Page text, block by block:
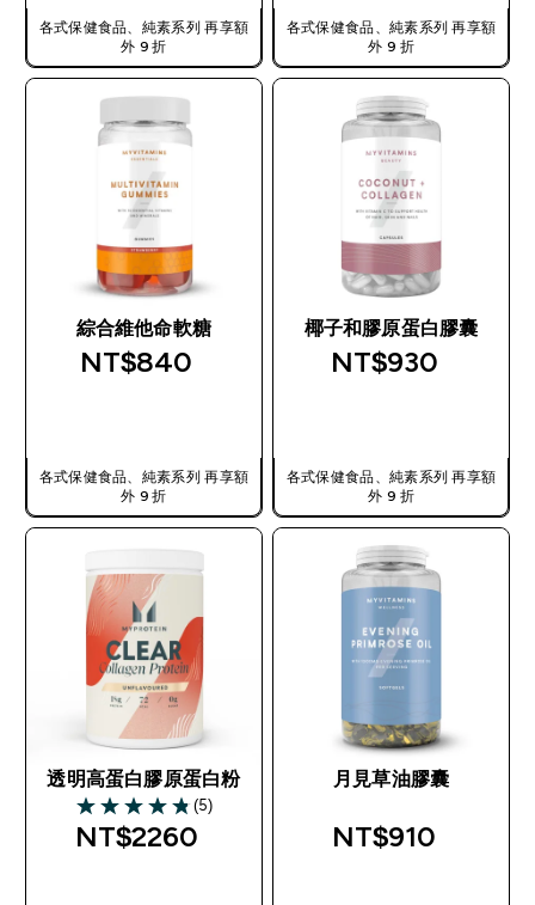
各式保健食品、純素系列 再享額
外 9 折
各式保健食品、純素系列 再享額
外 9 折
綜合維他命軟糖
NT$840‎
各式保健食品、純素系列 再享額
外 9 折
椰子和膠原蛋白膠囊
NT$930‎
各式保健食品、純素系列 再享額
外 9 折
透明高蛋白膠原蛋白粉
4.8 out of 5 stars
(5)
NT$2260‎
月見草油膠囊
NT$910‎